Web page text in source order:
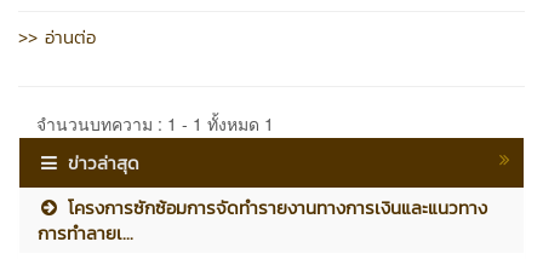
>> อ่านต่อ
จำนวนบทความ : 1 - 1 ทั้งหมด 1
ข่าวล่าสุด
โครงการซักซ้อมการจัดทำรายงานทางการเงินและแนวทาง
การทำลายเ...